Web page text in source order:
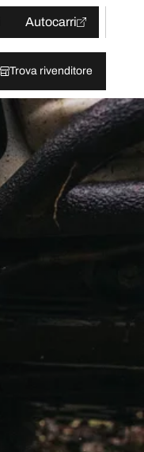
Autocarri
Trova rivenditore